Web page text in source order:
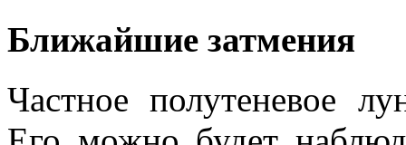
Ближайшие затмения
Частное полутеневое